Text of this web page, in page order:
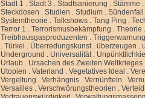
Stadt 1 .Stadt 3 .Stadtsanierung .Stämme
Steckdosen .Studien .Studium .Sündenfall
Systemtheorie .Talkshows .Tang Ping .
Terror 1 .Terrorismusbekämpfung .Theorie
Treibhausgasproduzenten .Triggerwarnung
.Türkei . Überredungskunst.überzeugen .
Underground . Universalität.
Urlaub . Ursachen des Zweiten Weltkrieges
Utopien .Vaterland .Vegetatives Ideal .
Vergeltung .Verhängnis .Vernünfteln .
Versailles .Verschwörungstheorien .